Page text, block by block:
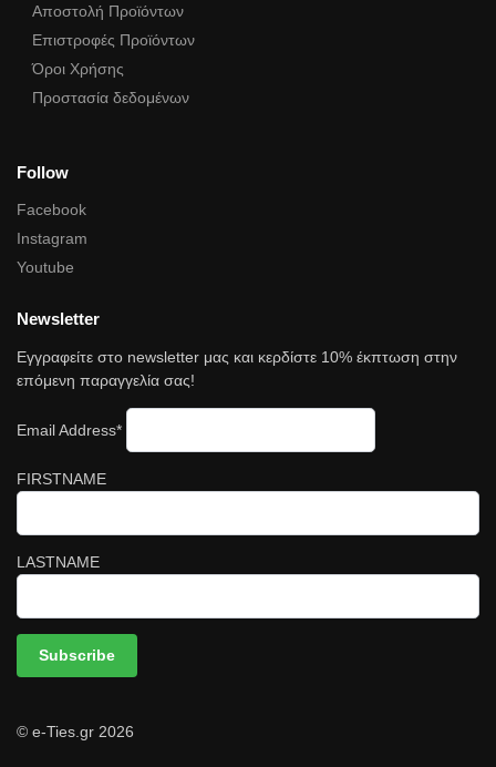
Αποστολή Προϊόντων
Επιστροφές Προϊόντων
Όροι Χρήσης
Προστασία δεδομένων
Follow
Facebook
Instagram
Youtube
Newsletter
Εγγραφείτε στο newsletter μας και κερδίστε 10% έκπτωση στην
επόμενη παραγγελία σας!
Email Address*
FIRSTNAME
LASTNAME
© e-Ties.gr 2026